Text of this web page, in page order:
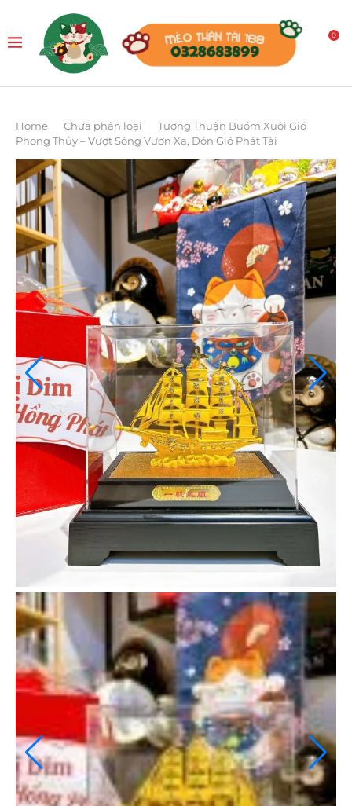
0
Home Chưa phân loại
Tượng Thuận Buồm Xuôi Gió
Phong Thủy – Vượt Sóng Vươn Xa, Đón Gió Phát Tài